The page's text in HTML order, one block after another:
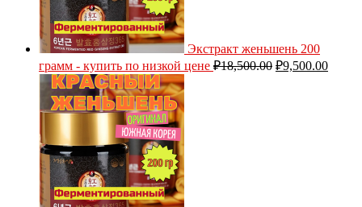
Экстракт женьшень 200
грамм - купить по низкой цене ₽18,500.00 ₽9,500.00